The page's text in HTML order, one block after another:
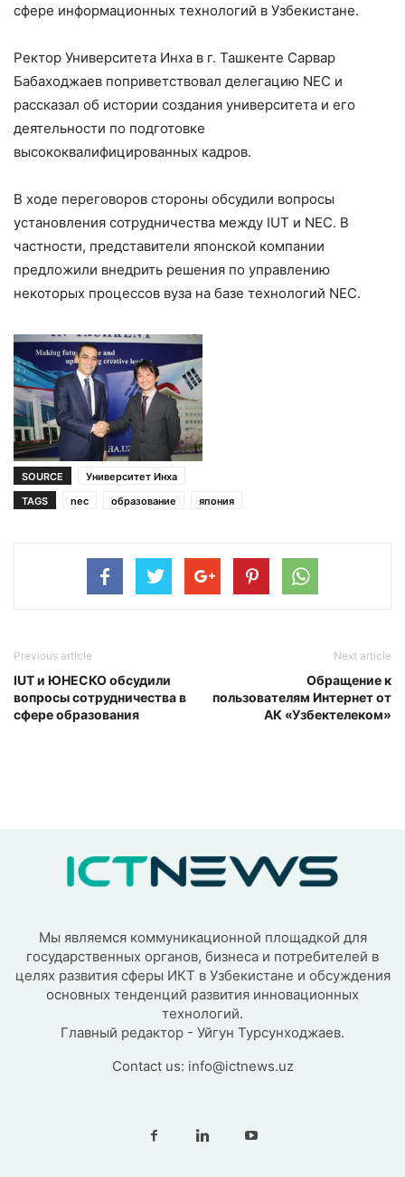
сфере информационных технологий в Узбекистане.
Ректор Университета Инха в г. Ташкенте Сарвар
Бабаходжаев поприветствовал делегацию NEC и
рассказал об истории создания университета и его
деятельности по подготовке
высококвалифицированных кадров.
В ходе переговоров стороны обсудили вопросы
установления сотрудничества между IUT и NEC. В
частности, представители японской компании
предложили внедрить решения по управлению
некоторых процессов вуза на базе технологий NEC.
SOURCE
Университет Инха
TAGS
nec образование япония
Previous article
IUT и ЮНЕСКО обсудили
вопросы сотрудничества в
сфере образования
Next article
Обращение к
пользователям Интернет от
АК «Узбектелеком»
Мы являемся коммуникационной площадкой для
государственных органов, бизнеса и потребителей в
целях развития сферы ИКТ в Узбекистане и обсуждения
основных тенденций развития инновационных
технологий.
Главный редактор - Уйгун Турсунходжаев.
Contact us: info@ictnews.uz